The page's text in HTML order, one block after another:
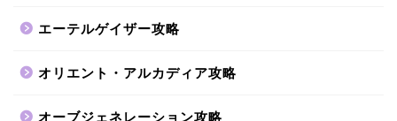
エーテルゲイザー攻略
オリエント・アルカディア攻略
オーブジェネレーション攻略